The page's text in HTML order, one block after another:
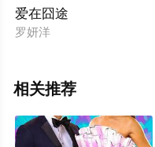
爱在囧途
罗妍洋
相关推荐